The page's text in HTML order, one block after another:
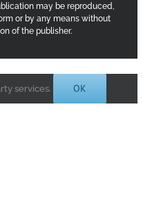
may be reproduced,
or by any means without
of the publisher.
services. OK